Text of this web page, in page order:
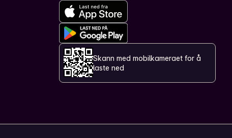
Skann med mobilkameraet for å
laste ned